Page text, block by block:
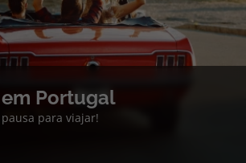
Portugal
para viajar!